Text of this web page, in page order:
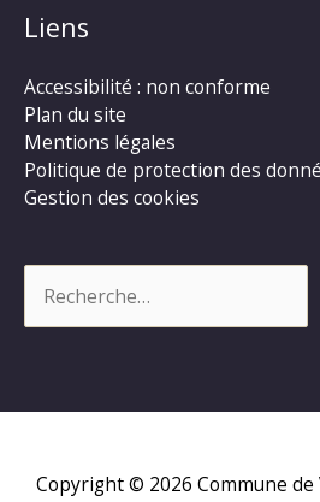
Liens
Accessibilité : non conforme
Plan du site
Mentions légales
Politique de protection des
Gestion des cookies
Copyright © 2026 Commune de